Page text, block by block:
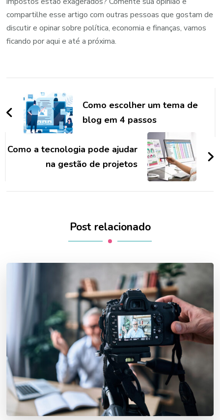
compartilhe esse artigo com outras pessoas que gostam de
discutir e opinar sobre política, economia e finanças, vamos
ficando por aqui e até a próxima.
Navegação
de
post
Como escolher um tema de
blog em 4 passos
Como a tecnologia pode ajudar
na gestão de projetos
Post relacionado